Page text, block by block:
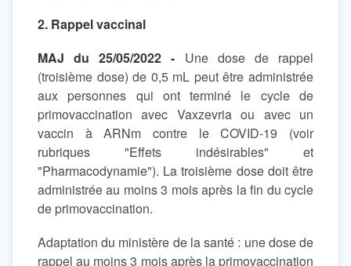
2. Rappel vaccinal
MAJ du 25/05/2022 - Une dose de rappel
(troisième dose) de 0,5 mL peut être administrée
aux personnes qui ont terminé le cycle de
primovaccination avec Vaxzevria ou avec un
vaccin à ARNm contre le COVID-19 (voir
rubriques "Effets indésirables" et
"Pharmacodynamie"). La troisième dose doit être
administrée au moins 3 mois après la fin du cycle
de primovaccination.
Adaptation du ministère de la santé : une dose de
rappel au moins 3 mois après la primovaccination